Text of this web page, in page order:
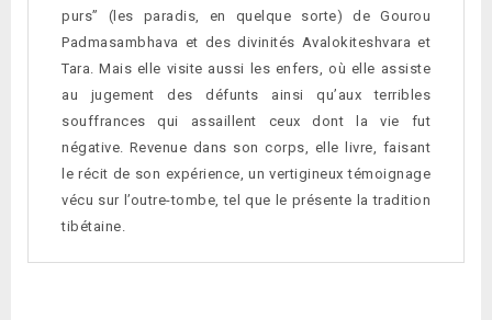
purs” (les paradis, en quelque sorte) de Gourou
Padmasambhava et des divinités Avalokiteshvara et
Tara. Mais elle visite aussi les enfers, où elle assiste
au jugement des défunts ainsi qu’aux terribles
souffrances qui assaillent ceux dont la vie fut
négative. Revenue dans son corps, elle livre, faisant
le récit de son expérience, un vertigineux témoignage
vécu sur l’outre-tombe, tel que le présente la tradition
tibétaine.